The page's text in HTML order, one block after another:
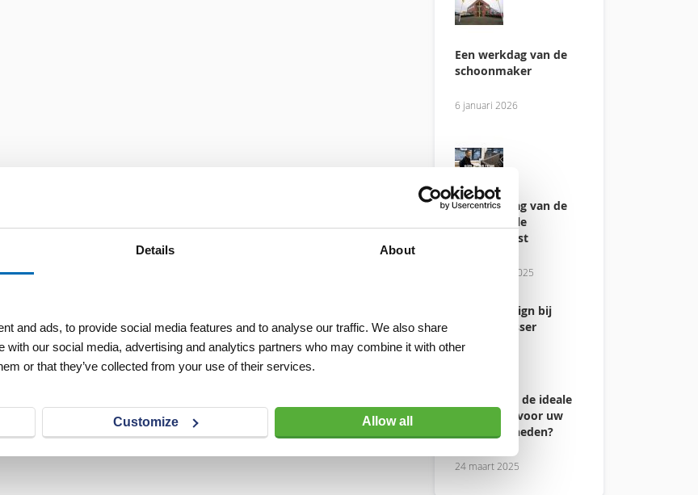
Details About
and ads, to provide social media features and to analyse our traffic. We also share
with our social media, advertising and analytics partners who may combine it with other
or that they’ve collected from your use of their services.
Customize Allow all
Een werkdag van de
schoonmaker
6 januari 2026
Een werkdag van de
commerciële
binnendienst
2 december 2025
Print & Design bij
Visser & Visser
Hoe kiest u de ideale
kruiwagen voor uw
werkzaamheden?
24 maart 2025